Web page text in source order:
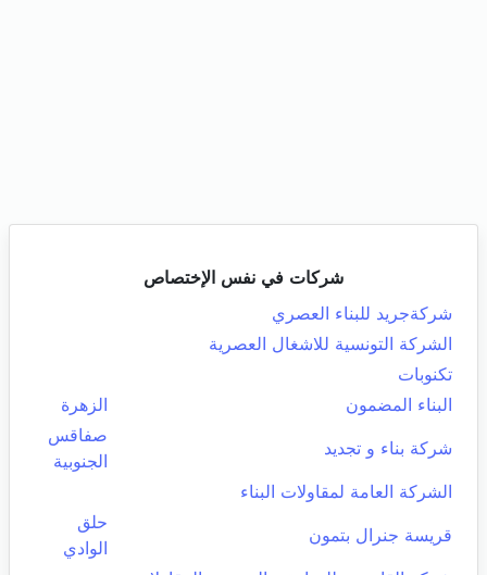
شركات في نفس الإختصاص
شركةجريد للبناء العصري
الشركة التونسية للاشغال العصرية
تكنوبات
البناء المضمون
الزهرة
شركة بناء و تجديد
صفاقس
الجنوبية
الشركة العامة لمقاولات البناء
قريسة جنرال بتمون
حلق
الوادي